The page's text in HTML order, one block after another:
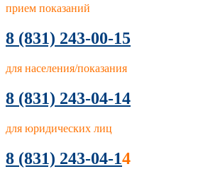
прием показаний
8 (831) 243-00-15
для населения/показания
8 (831) 243-04-14
для юридических лиц
8 (831) 243-04-14